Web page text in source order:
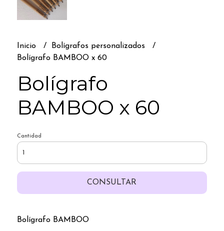
Inicio
Bolígrafos personalizados
Bolígrafo BAMBOO x 60
Bolígrafo
BAMBOO x 60
Cantidad
CONSULTAR
Bolígrafo BAMBOO